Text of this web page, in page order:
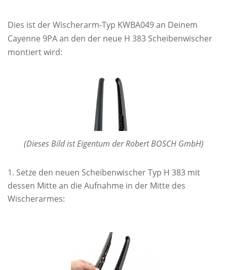
Dies ist der Wischerarm-Typ KWBA049 an Deinem
Cayenne 9PA an den der neue H 383 Scheibenwischer
montiert wird:
(Dieses Bild ist Eigentum der Robert BOSCH GmbH)
Setze den neuen Scheibenwischer Typ H 383 mit
dessen Mitte an die Aufnahme in der Mitte des
Wischerarmes: